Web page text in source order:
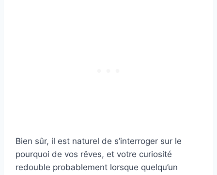
Bien sûr, il est naturel de s’interroger sur le
pourquoi de vos rêves, et votre curiosité
redouble probablement lorsque quelqu’un